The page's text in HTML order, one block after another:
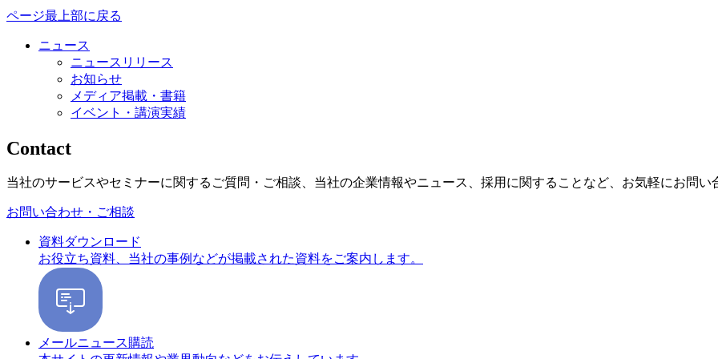
ページ最上部に戻る
ニュース
ニュースリリース
お知らせ
メディア掲載・書籍
イベント・講演実績
Contact
当社のサービスやセミナーに関するご質問・ご相談、当社の企業情報やニュース、採用に関することなど、お気軽にお問い
お問い合わせ・ご相談
資料ダウンロード
お役立ち資料、当社の事例などが掲載された資料をご案内します。
メールニュース購読